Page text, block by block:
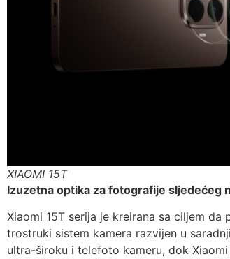
XIAOMI 15T
Izuzetna optika za fotografije sljedećeg
Xiaomi 15T serija je kreirana sa ciljem
trostruki sistem kamera razvijen u
ultra-široku i telefoto kameru, dok